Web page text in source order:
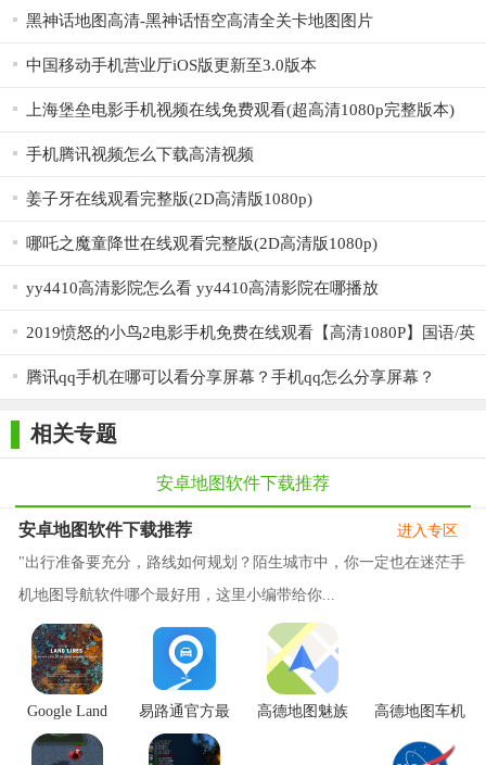
黑神话地图高清-黑神话悟空高清全关卡地图图片
中国移动手机营业厅iOS版更新至3.0版本
上海堡垒电影手机视频在线免费观看(超高清1080p完整版本)
手机腾讯视频怎么下载高清视频
姜子牙在线观看完整版(2D高清版1080p)
哪吒之魔童降世在线观看完整版(2D高清版1080p)
yy4410高清影院怎么看 yy4410高清影院在哪播放
2019愤怒的小鸟2电影手机免费在线观看【高清1080P】国语/英
腾讯qq手机在哪可以看分享屏幕？手机qq怎么分享屏幕？
相关专题
安卓地图软件下载推荐
安卓地图软件下载推荐
"出行准备要充分，路线如何规划？陌生城市中，你一定也在迷茫手
机地图导航软件哪个最好用，这里小编带给你...
进入专区
Google Land
Lines app安卓
版
易路通官方最
新版
高德地图魅族
高德地图车机